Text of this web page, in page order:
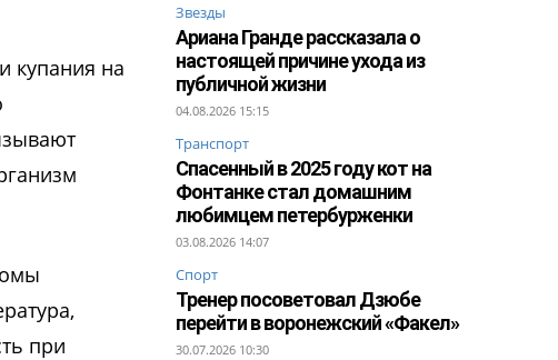
купания на
при
Звезды
Ариана Гранде рассказала о
настоящей причине ухода из
публичной жизни
04.08.2026 15:15
Транспорт
Спасенный в 2025 году кот на
Фонтанке стал домашним
любимцем петербурженки
03.08.2026 14:07
Спорт
Тренер посоветовал Дзюбе
перейти в воронежский «Факел»
30.07.2026 10:30